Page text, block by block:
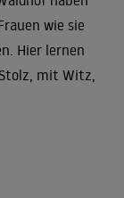
wie sie
Hier lernen
mit Witz,